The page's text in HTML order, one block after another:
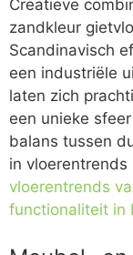
Creatieve
zandkleur
Scandinavisch
een industriële
laten zich
een unieke
balans tussen
in
vloerentrends
functionaliteit in